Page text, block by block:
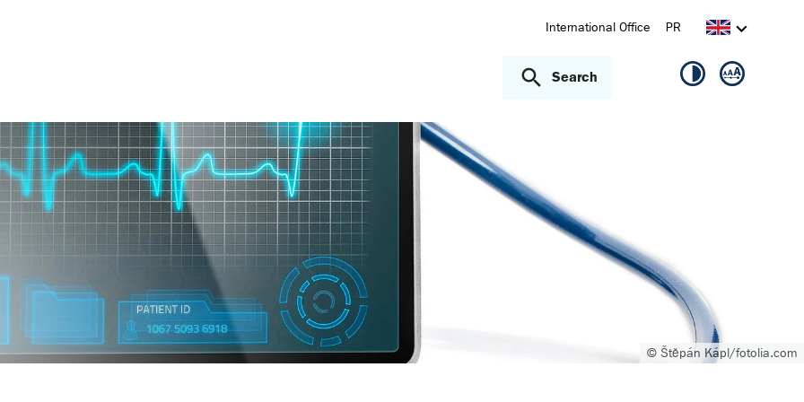
International Office PR
Search
© Štěpán Kápl/fotolia.com